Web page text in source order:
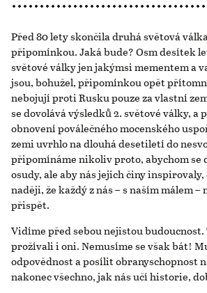
Před 80 lety skončila druhá světová
připomínkou. Jaká bude? Osm desítek
světové války jen jakýmsi mementem a
jsou, bohužel, připomínkou opět
nebojují proti Rusku pouze za vlastní
se dovolává výsledků 2. světové války, a
obnovení poválečného mocenského
zemi uvrhlo na dlouhá desetiletí do
připomínáme nikoliv proto, abychom se
osudy, ale aby nás jejich činy
naději, že každý z nás – s naším málem –
přispět.
Vidíme před sebou nejistou
prožívali i oni. Nemusíme se však bát!
odpovědnost a posílit obranyschopnost
nakonec všechno, jak nás učí historie,